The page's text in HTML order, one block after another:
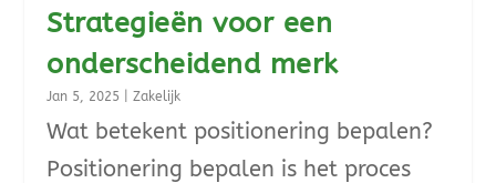
Strategieën voor een
onderscheidend merk
Jan 5, 2025 |Zakelijk
Wat betekent positionering bepalen?
Positionering bepalen is het proces